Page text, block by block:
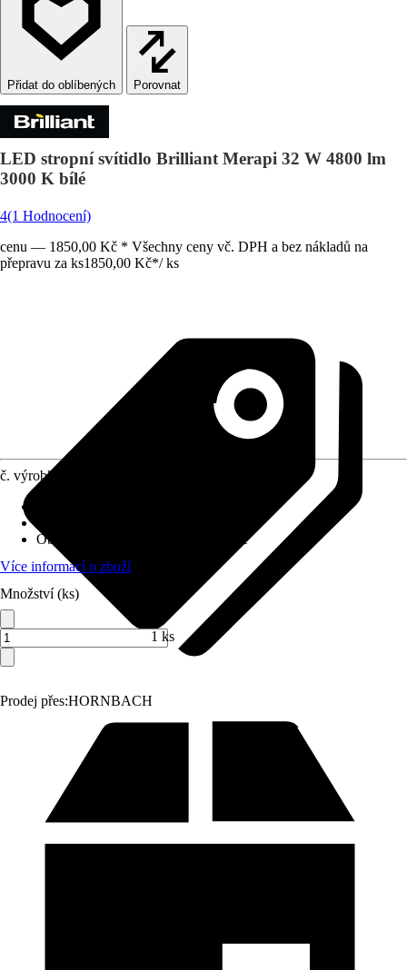
Porovnat
LED stropní svítidlo Brilliant Merapi 32 W 4800 lm
3000 K bílé
4(1 Hodnocení)
cenu — 1850,00 Kč * Všechny ceny vč. DPH a bez nákladů na
přepravu za ks1850,00 Kč*/ ks
Prodej přes:HORNBACH
č. výrobku
Objímka
LED napevno zabudované
Více informací o zboží
Množství (ks)
1 ks